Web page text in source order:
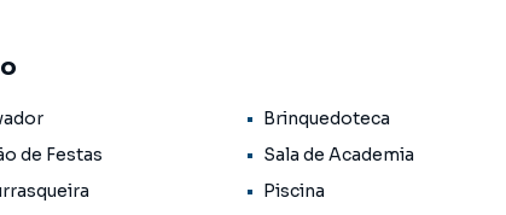
e sala ampliada). Lançamento 2025 pela JOOY
do bairro Jardim Autonomista, em Campo Grande.
informações sobre Empreendimento em Campo
Brinquedoteca
de Festas
Sala de Academia
Piscina